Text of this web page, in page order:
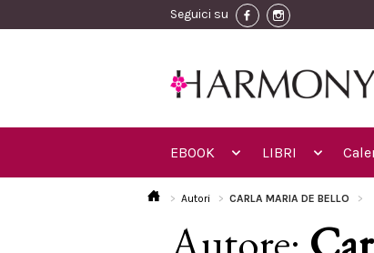
Seguici su
EBOOK LIBRI
Autori CARLA MARIA DE BELLO